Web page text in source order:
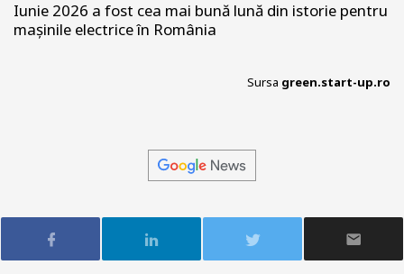
Iunie 2026 a fost cea mai bună lună din istorie pentru
mașinile electrice în România
Sursa green.start-up.ro